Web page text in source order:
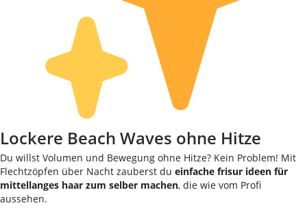
Lockere Beach Waves ohne Hitze
Du willst Volumen und Bewegung ohne Hitze? Kein Problem! Mit
Flechtzöpfen über Nacht zauberst du einfache frisur ideen für
mittellanges haar zum selber machen, die wie vom Profi
aussehen.